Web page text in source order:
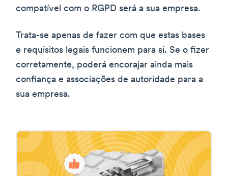
compatível com o RGPD será a sua empresa.
Trata-se apenas de fazer com que estas bases
e requisitos legais funcionem para si. Se o fizer
corretamente, poderá encorajar ainda mais
confiança e associações de autoridade para a
sua empresa.